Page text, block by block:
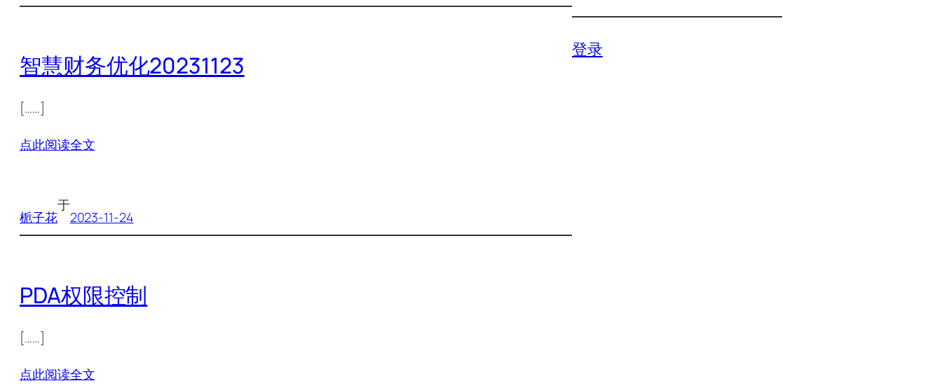
智慧财务优化20231123
[……]
点此阅读全文
栀子花
于
2023-11-24
PDA权限控制
[……]
点此阅读全文
登录